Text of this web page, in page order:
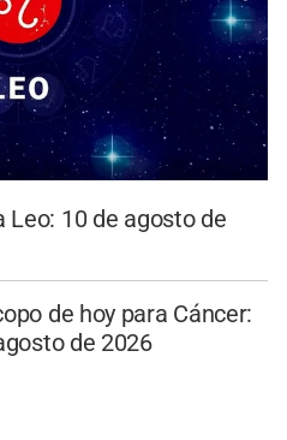
Leo: 10 de agosto de
de hoy para Cáncer:
de 2026